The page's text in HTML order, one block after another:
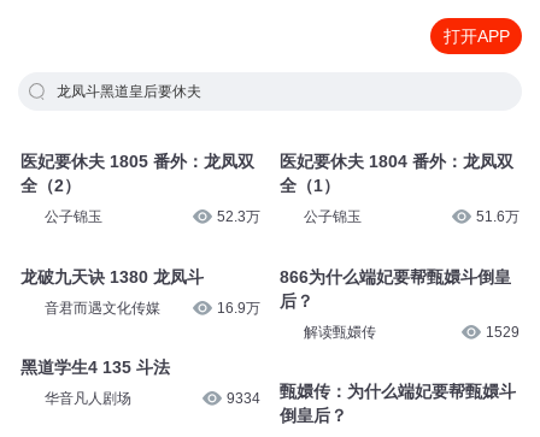
打开APP
龙凤斗黑道皇后要休夫
医妃要休夫 1805 番外：龙凤双
全（2）
公子锦玉 52.3万
龙破九天诀 1380 龙凤斗
音君而遇文化传媒 16.9万
黑道学生4 135 斗法
华音凡人剧场 9334
医妃要休夫 1804 番外：龙凤双
全（1）
公子锦玉 51.6万
866为什么端妃要帮甄嬛斗倒皇
后？
解读甄嬛传 1529
甄嬛传：为什么端妃要帮甄嬛斗
倒皇后？